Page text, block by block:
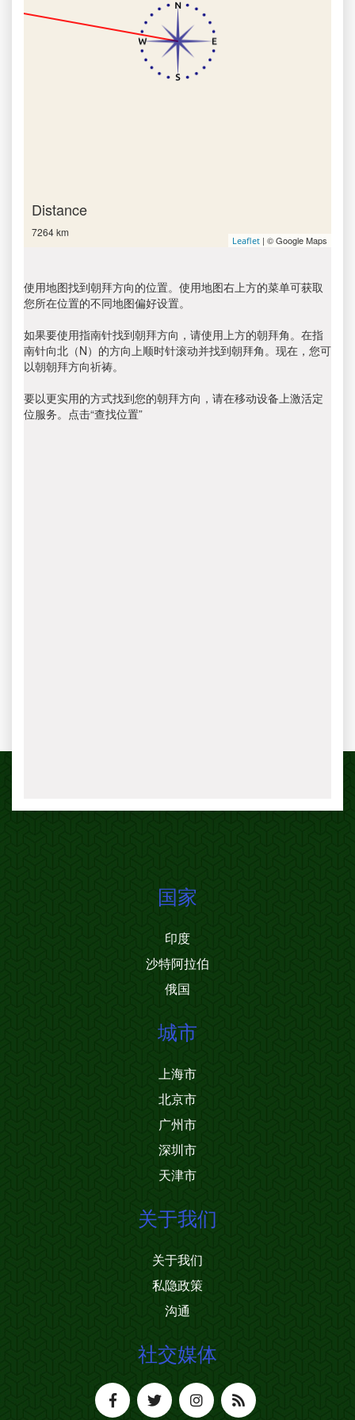
Distance
7264 km
Leaflet | © Google Maps
使用地图找到朝拜方向的位置。使用地图右上方的菜单可获取
您所在位置的不同地图偏好设置。
如果要使用指南针找到朝拜方向，请使用上方的朝拜角。在指
南针向北（N）的方向上顺时针滚动并找到朝拜角。现在，您可
以朝朝拜方向祈祷。
要以更实用的方式找到您的朝拜方向，请在移动设备上激活定
位服务。点击“查找位置”
国家
印度
沙特阿拉伯
俄国
城市
上海市
北京市
广州市
深圳市
天津市
关于我们
关于我们
私隐政策
沟通
社交媒体